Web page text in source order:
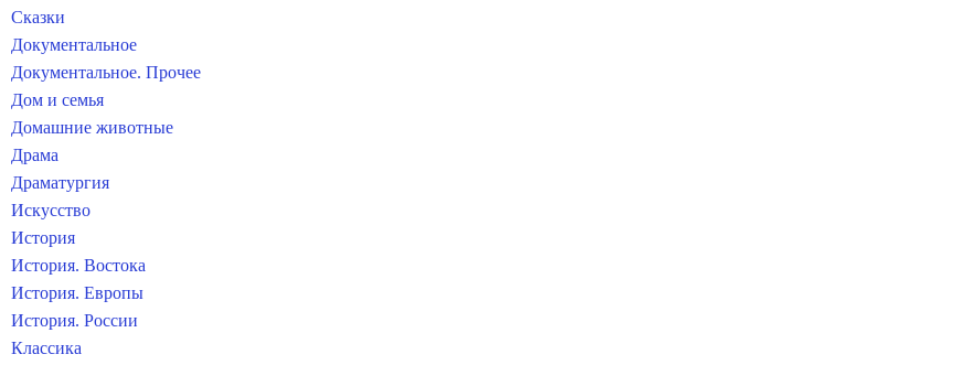
Сказки
Документальное
Документальное. Прочее
Дом и семья
Домашние животные
Драма
Драматургия
Искусство
История
История. Востока
История. Европы
История. России
Классика